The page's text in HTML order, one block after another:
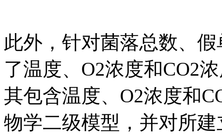
此外，针对菌落总数、
了温度、O2浓度和CO2
其包含温度、O2浓度和
物学二级模型，并对所